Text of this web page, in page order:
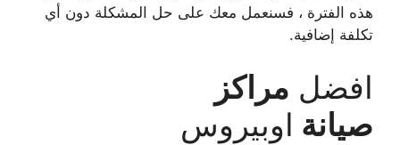
هذه الفترة ، فسنعمل معك على حل المشكلة دون أي
تكلفة إضافية.
افضل مراكز
صيانة اوبيروس